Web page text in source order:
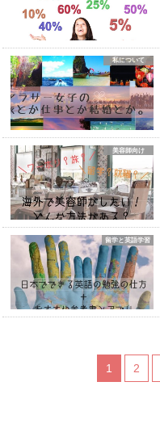
私について
美容師向け
留学と英語学習
1 2